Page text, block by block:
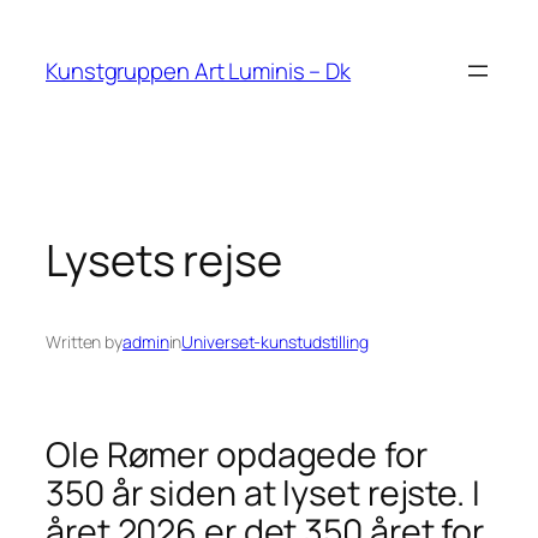
content
Kunstgruppen Art Luminis – Dk
Lysets rejse
Written byadmininUniverset-kunstudstilling
Ole Rømer opdagede for
350 år siden at lyset rejste. I